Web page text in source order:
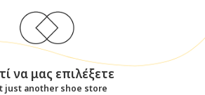
να μας επιλέξετε
just another shoe store